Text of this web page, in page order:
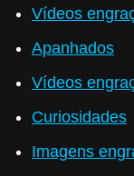
Vídeos
Apanhados
Vídeos
Curiosidades
Imagens